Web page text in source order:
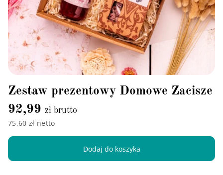
Zestaw prezentowy Domowe Zacisze
92,99 zł brutto
75,60 zł netto
Dodaj do koszyka